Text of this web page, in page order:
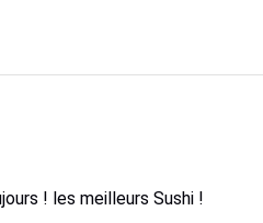
! les meilleurs Sushi !